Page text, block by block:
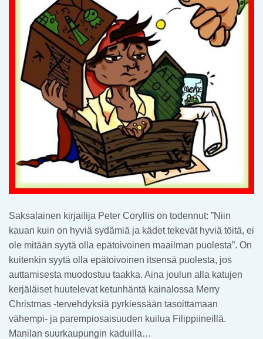
Saksalainen kirjailija Peter Coryllis on todennut: ”Niin
kauan kuin on hyviä sydämiä ja kädet tekevät hyviä töitä, ei
ole mitään syytä olla epätoivoinen maailman puolesta”. On
kuitenkin syytä olla epätoivoinen itsensä puolesta, jos
auttamisesta muodostuu taakka. Aina joulun alla katujen
kerjäläiset huutelevat ketunhäntä kainalossa Merry
Christmas -tervehdyksiä pyrkiessään tasoittamaan
vähempi- ja parempiosaisuuden kuilua Filippiineillä.
Manilan suurkaupungin kaduilla…